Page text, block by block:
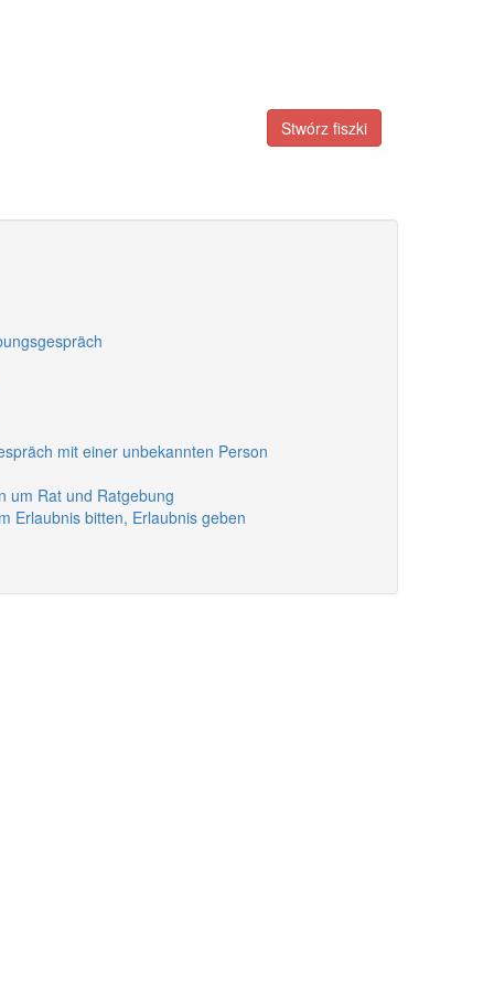
Stwórz fiszki
mit einer unbekannten Person
um Rat und Ratgebung
Erlaubnis bitten, Erlaubnis geben